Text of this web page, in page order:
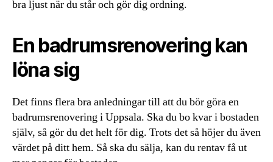
bra ljust när du står och gör dig ordning.
En badrumsrenovering kan
löna sig
Det finns flera bra anledningar till att du bör göra en
badrumsrenovering i Uppsala. Ska du bo kvar i bostaden
själv, så gör du det helt för dig. Trots det så höjer du även
värdet på ditt hem. Så ska du sälja, kan du rentav få ut